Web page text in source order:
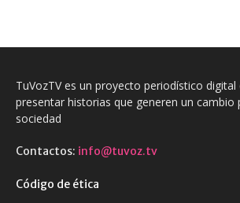
TuVozTV es un proyecto periodístico digital
presentar historias que generen un cambio
sociedad
Contactos: info@tuvoz.tv
Código de ética